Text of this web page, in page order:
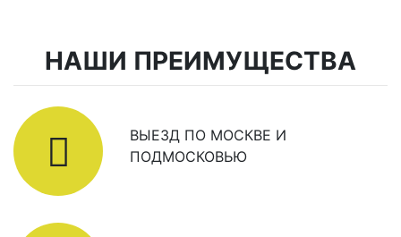
НАШИ ПРЕИМУЩЕСТВА
ВЫЕЗД ПО МОСКВЕ И
ПОДМОСКОВЬЮ